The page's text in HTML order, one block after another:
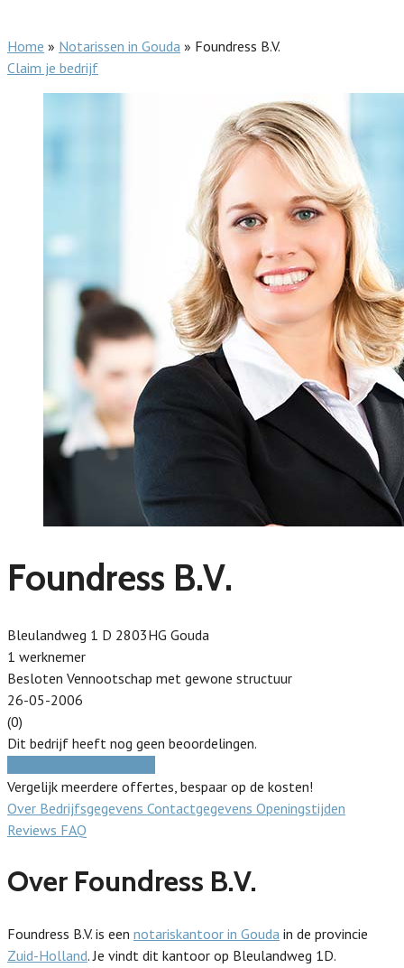
Home » Notarissen in Gouda » Foundress B.V.
Claim je bedrijf
Foundress B.V.
Bleulandweg 1 D 2803HG Gouda
1 werknemer
Besloten Vennootschap met gewone structuur
26-05-2006
(0)
Dit bedrijf heeft nog geen beoordelingen.
Vergelijk meerdere offertes, bespaar op de kosten!
Over Bedrijfsgegevens Contactgegevens Openingstijden
Reviews FAQ
Over Foundress B.V.
Foundress B.V. is een notariskantoor in Gouda in de provincie
Zuid-Holland. Je vindt dit kantoor op Bleulandweg 1D.